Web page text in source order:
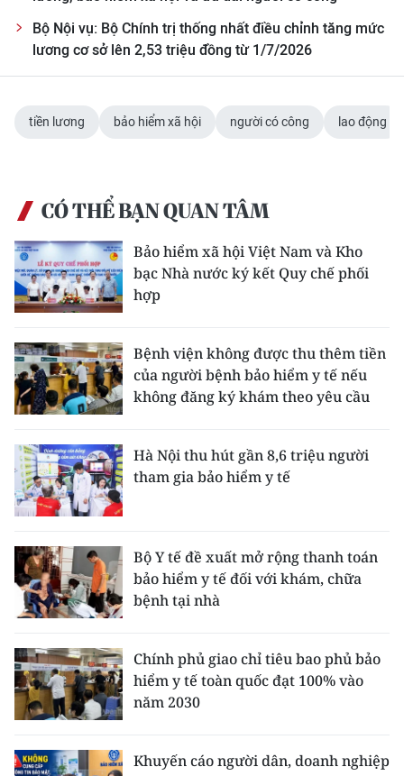
Bộ Nội vụ: Bộ Chính trị thống nhất điều chỉnh tăng mức
lương cơ sở lên 2,53 triệu đồng từ 1/7/2026
tiền lương bảo hiểm xã hội người có công lao động
CÓ THỂ BẠN QUAN TÂM
Bảo hiểm xã hội Việt Nam và Kho
bạc Nhà nước ký kết Quy chế phối
hợp
Bệnh viện không được thu thêm tiền
của người bệnh bảo hiểm y tế nếu
không đăng ký khám theo yêu cầu
Hà Nội thu hút gần 8,6 triệu người
tham gia bảo hiểm y tế
Bộ Y tế đề xuất mở rộng thanh toán
bảo hiểm y tế đối với khám, chữa
bệnh tại nhà
Chính phủ giao chỉ tiêu bao phủ bảo
hiểm y tế toàn quốc đạt 100% vào
năm 2030
Khuyến cáo người dân, doanh nghiệp